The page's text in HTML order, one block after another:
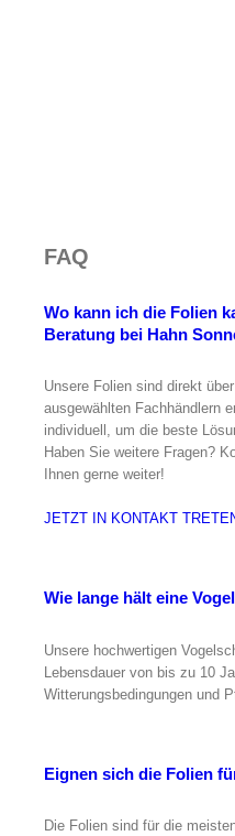
FAQ
Wo kann ich die Folien
Beratung bei Hahn
Unsere Folien sind direkt
ausgewählten Fachhändlern
individuell, um die beste
Haben Sie weitere Fragen?
Ihnen gerne weiter!
JETZT IN KONTAKT
Wie lange hält eine
Unsere hochwertigen
Lebensdauer von bis zu 10
Witterungsbedingungen und
Eignen sich die Folien
Die Folien sind für die